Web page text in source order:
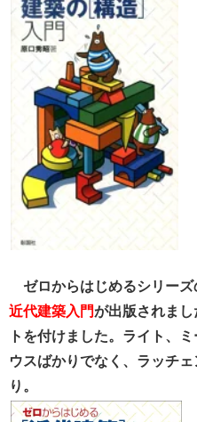
ゼロからはじめるシリーズ
近代建築入門が出版されま
トを付けました。ライト、
ウスばかりでなく、ラッチ
り。